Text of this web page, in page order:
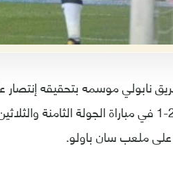
نابولي موسمه بتحقيقه
بنتيجة 2-1 في مباراة الجولة
ملعب سان باولو.